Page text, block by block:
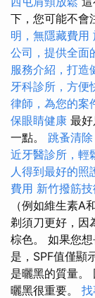
下，您可能不會
明，無隱藏費用
公司，提供全面
服務介紹，打造
牙科診所，方便
律師，為您的案
保眼睛健康 最
一點。 跳蚤清
近牙醫診所，輕
人得到最好的照
費用 新竹撥筋
（例如維生素
剃須刀更好，因
棕色。 如果您
是，SPF值僅顯
是曬黑的質量。
曬黑很重要。